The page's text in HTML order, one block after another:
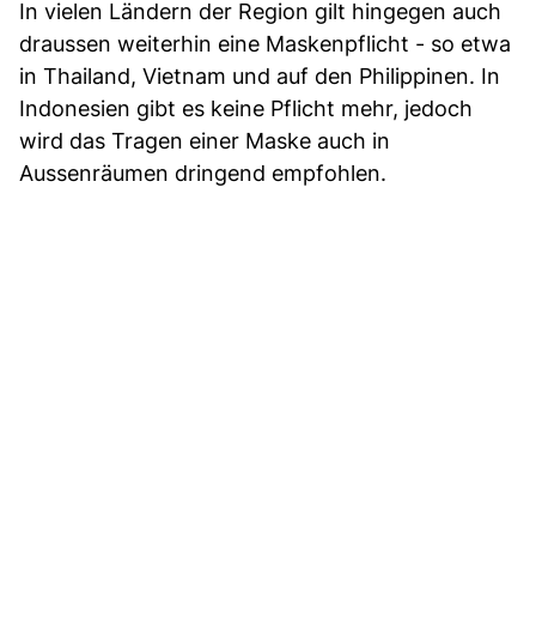
In vielen Ländern der Region gilt hingegen auch
draussen weiterhin eine Maskenpflicht - so etwa
in Thailand, Vietnam und auf den Philippinen. In
Indonesien gibt es keine Pflicht mehr, jedoch
wird das Tragen einer Maske auch in
Aussenräumen dringend empfohlen.